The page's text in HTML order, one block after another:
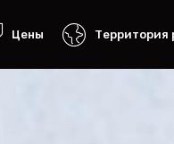
Цены Территория